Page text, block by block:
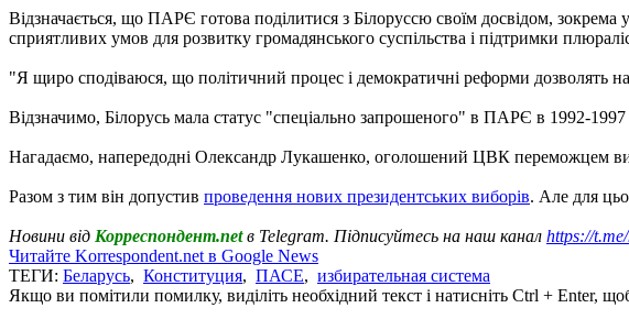
Відзначається, що ПАРЄ готова поділитися з Білоруссю своїм досвідом, зокрема
сприятливих умов для розвитку громадянського суспільства і підтримки
"Я щиро сподіваюся, що політичний процес і демократичні реформи дозволять
Відзначимо, Білорусь мала статус "спеціально запрошеного" в ПАРЄ в 1992-
Нагадаємо, напередодні Олександр Лукашенко, оголошений ЦВК переможцем
Разом з тим він допустив проведення нових президентських виборів. Але для
Новини від Корреспондент.netв Telegram. Підписуйтесь на наш канал https://
Читайте Korrespondent.net в Google News
ТЕГИ: Беларусь, Конституция, ПАСЕ, избирательная система
Якщо ви помітили помилку, виділіть необхідний текст і натисніть Ctrl + Enter,